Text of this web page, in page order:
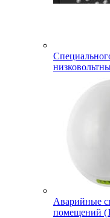
Аварийные
помещений